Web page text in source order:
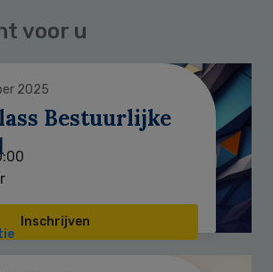
voor u
2025
Bestuurlijke
Inschrijven